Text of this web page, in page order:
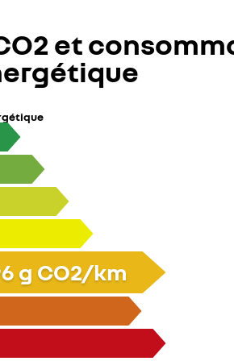
et
g CO2/km